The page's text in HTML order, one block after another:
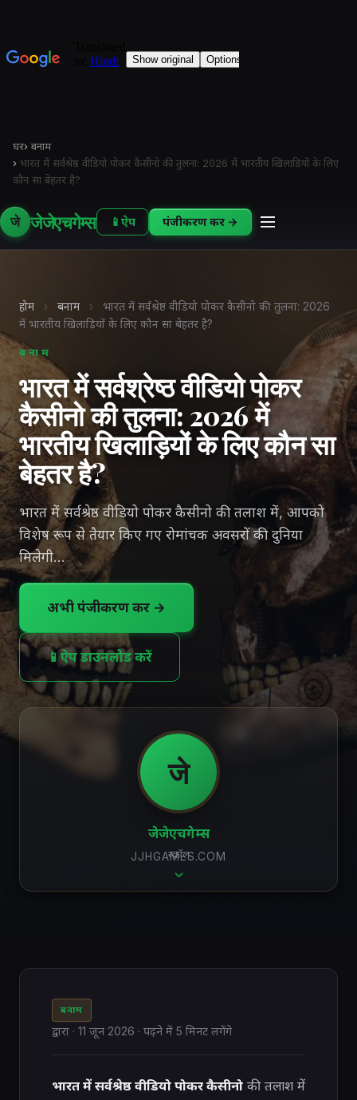
घर› बनाम
› भारत में सर्वश्रेष्ठ वीडियो पोकर कैसीनो की तुलना: 2026 में भारतीय खिलाड़ियों के लिए
कौन सा बेहतर है?
जे जेजेएचगेम्स 📱 ऐप पंजीकरण करें →
होम › बनाम ›
भारत में सर्वश्रेष्ठ वीडियो पोकर कैसीनो की तुलना: 2026
में भारतीय खिलाड़ियों के लिए कौन सा बेहतर है?
बनाम
भारत में सर्वश्रेष्ठ वीडियो पोकर
कैसीनो की तुलना: 2026 में
भारतीय खिलाड़ियों के लिए कौन सा
बेहतर है?
भारत में सर्वश्रेष्ठ वीडियो पोकर कैसीनो की तलाश में, आपको
विशेष रूप से तैयार किए गए रोमांचक अवसरों की दुनिया
मिलेगी…
अभी पंजीकरण करें →
📱 ऐप डाउनलोड करें
जे
जेजेएचगेम्स
JJHGAMES.COM
स्क्रॉल
बनाम
द्वारा · 11 जून 2026 · पढ़ने में 5 मिनट लगेंगे
भारत में सर्वश्रेष्ठ वीडियो पोकर कैसीनो की तलाश में